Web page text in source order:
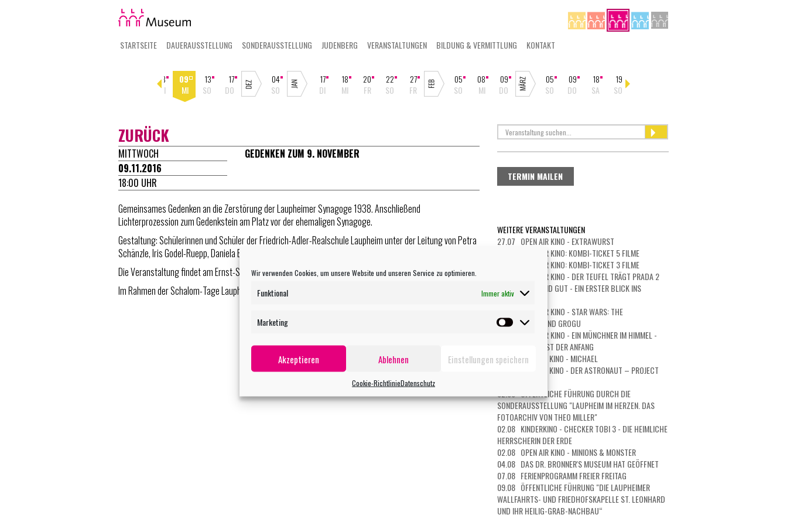
Wir verwenden Cookies, um unsere Website und unseren Service zu optimieren.
Funktional Immer aktiv
Marketing Marketing
Akzeptieren Ablehnen Einstellungen speichern
Cookie-RichtlinieDatenschutz
STARTSEITE DAUERAUSSTELLUNG SONDERAUSSTELLUNG JUDENBERG VERANSTALTUNGEN BILDUNG & VERMITTLUNG KONTAKT
08
DI
09
MI
13
SO
17
DO
04
SO
17
DI
18
MI
20
FR
22
SO
27
FR
05
SO
08
MI
09
DO
05
SO
09
DO
18
SA
19
SO
ZURÜCK
MITTWOCH
09.11.2016
18:00 UHR
GEDENKEN ZUM 9. NOVEMBER
Gemeinsames Gedenken an die Zerstörung der Laupheimer Synagoge 1938. Anschließend
Lichterprozession zum Gedenkstein am Platz vor der ehemaligen Synagoge.
Gestaltung: Schülerinnen und Schüler der Friedrich-Adler-Realschule Laupheim unter der Leitung von Petra
Schänzle, Iris Godel-Ruepp, Daniela Barth, Daniela Mainka und Martina Betz
Die Veranstaltung findet am Ernst-Schäll-Platz vor dem Haus am jüdischen Friedhof statt!
Im Rahmen der Schalom-Tage Laupheim
TERMIN MAILEN
WEITERE VERANSTALTUNGEN
27.07 OPEN AIR KINO - EXTRAWURST
27.07 OPEN AIR KINO: KOMBI-TICKET 5 FILME
27.07 OPEN AIR KINO: KOMBI-TICKET 3 FILME
28.07 OPEN AIR KINO - DER TEUFEL TRÄGT PRADA 2
29.07 KURZ UND GUT - EIN ERSTER BLICK INS
MUSEUM
29.07 OPEN AIR KINO - STAR WARS: THE
MANDALORIAN AND GROGU
30.07 OPEN AIR KINO - EIN MÜNCHNER IM HIMMEL -
DER TOD IST ERST DER ANFANG
31.07 OPEN AIR KINO - MICHAEL
01.08 OPEN AIR KINO - DER ASTRONAUT – PROJECT
02.08 ÖFFENTLICHE FÜHRUNG DURCH DIE
SONDERAUSSTELLUNG "LAUPHEIM IM HERZEN. DAS
FOTOARCHIV VON THEO MILLER"
02.08 KINDERKINO - CHECKER TOBI 3 - DIE HEIMLICHE
HERRSCHERIN DER ERDE
02.08 OPEN AIR KINO - MINIONS & MONSTER
04.08 DAS DR. BRONNER'S MUSEUM HAT GEÖFFNET
07.08 FERIENPROGRAMM FREIER FREITAG
09.08 ÖFFENTLICHE FÜHRUNG "DIE LAUPHEIMER
WALLFAHRTS- UND FRIEDHOFSKAPELLE ST. LEONHARD
UND IHR HEILIG-GRAB-NACHBAU“